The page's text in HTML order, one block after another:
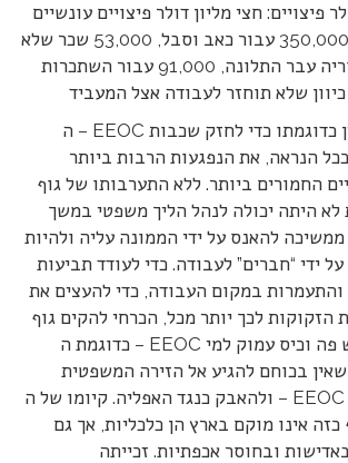
פיצויים: חצי מליון דולר פיצויים עונשיים
(ללא הוכחת נזק), 350,000 עבור כאב וסבל, 53,000 שכר שלא
השתכרה מאז פיטוריה עבר התלונה, 91,000 עבור השתכרות
ה – EEOC הוא גוף חשוב מאין כדוגמתו כדי לחזק שכבות
הנראה, את הנפגעות הרבות ביותר
החמורים ביותר. ללא התערבותו של גוף
לא היתה יכולה לנהל הליך משפטי במשך
להאנס על ידי הממונה עליה ולהיות
ידי “חברים” לעבודה. כדי לעודד תביעות
והתעמרות במקום העבודה, כדי להעצים את
לכך יותר מכל, הכרחי להקים גוף
כדוגמת ה – EEOC שכל תפקידו לשמש פה וכיס עמוק למי
בכוחם להגיע אל הזירה המשפטית
ולהאבק כנגד האפליה. קיומו של ה – EEOC אינו תגלית חדשה,
אינו מוקם בארץ הן כלכליות, אך גם
ובחוסר אכפתיות. זכייתה